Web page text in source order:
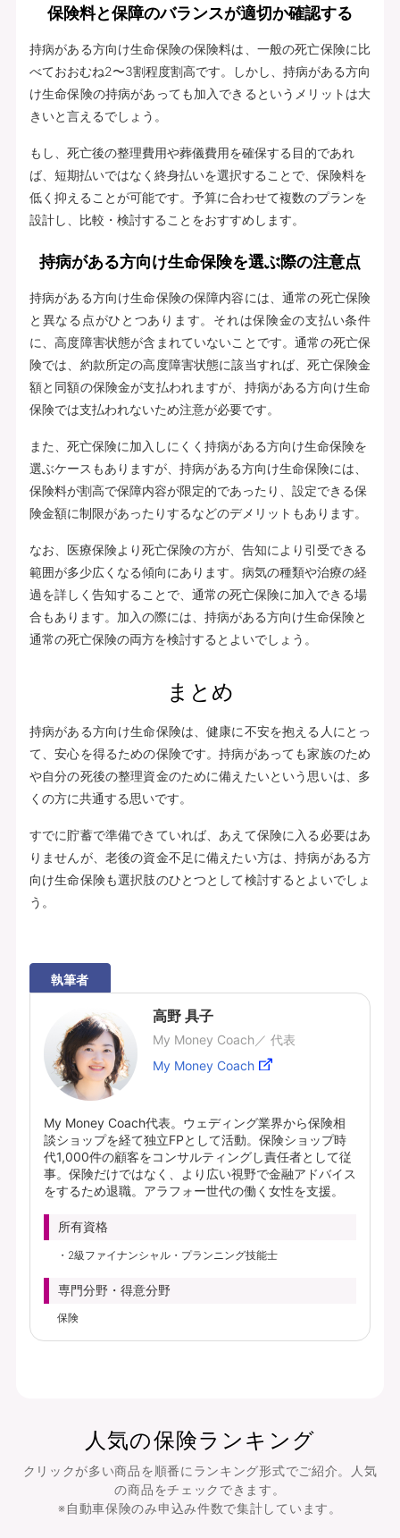
保険料と保障のバランスが適切か確認する
持病がある方向け生命保険の保険料は、一般の死亡保険に比
べておおむね2〜3割程度割高です。しかし、持病がある方向
け生命保険の持病があっても加入できるというメリットは大
きいと言えるでしょう。
もし、死亡後の整理費用や葬儀費用を確保する目的であれ
ば、短期払いではなく終身払いを選択することで、保険料を
低く抑えることが可能です。予算に合わせて複数のプランを
設計し、比較・検討することをおすすめします。
持病がある方向け生命保険を選ぶ際の注意点
持病がある方向け生命保険の保障内容には、通常の死亡保険
と異なる点がひとつあります。それは保険金の支払い条件
に、高度障害状態が含まれていないことです。通常の死亡保
険では、約款所定の高度障害状態に該当すれば、死亡保険金
額と同額の保険金が支払われますが、持病がある方向け生命
保険では支払われないため注意が必要です。
また、死亡保険に加入しにくく持病がある方向け生命保険を
選ぶケースもありますが、持病がある方向け生命保険には、
保険料が割高で保障内容が限定的であったり、設定できる保
険金額に制限があったりするなどのデメリットもあります。
なお、医療保険より死亡保険の方が、告知により引受できる
範囲が多少広くなる傾向にあります。病気の種類や治療の経
過を詳しく告知することで、通常の死亡保険に加入できる場
合もあります。加入の際には、持病がある方向け生命保険と
通常の死亡保険の両方を検討するとよいでしょう。
まとめ
持病がある方向け生命保険は、健康に不安を抱える人にとっ
て、安心を得るための保険です。持病があっても家族のため
や自分の死後の整理資金のために備えたいという思いは、多
くの方に共通する思いです。
すでに貯蓄で準備できていれば、あえて保険に入る必要はあ
りませんが、老後の資金不足に備えたい方は、持病がある方
向け生命保険も選択肢のひとつとして検討するとよいでしょ
う。
執筆者
高野 具子
My Money Coach／ 代表
My Money Coach
My Money Coach代表。ウェディング業界から保険相
談ショップを経て独立FPとして活動。保険ショップ時
代1,000件の顧客をコンサルティングし責任者として従
事。保険だけではなく、より広い視野で金融アドバイス
をするため退職。アラフォー世代の働く女性を支援。
所有資格
2級ファイナンシャル・プランニング技能士
専門分野・得意分野
保険
人気の保険ランキング
クリックが多い商品を順番にランキング形式でご紹介。人気
の商品をチェックできます。
※自動車保険のみ申込み件数で集計しています。